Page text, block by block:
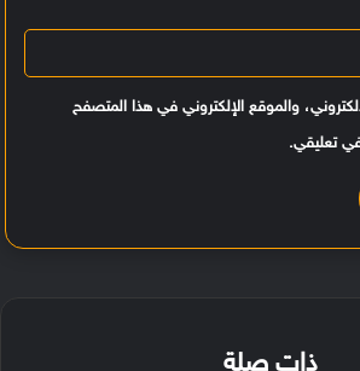
والموقع الإلكتروني في هذا المتصفح
في تعليقي.